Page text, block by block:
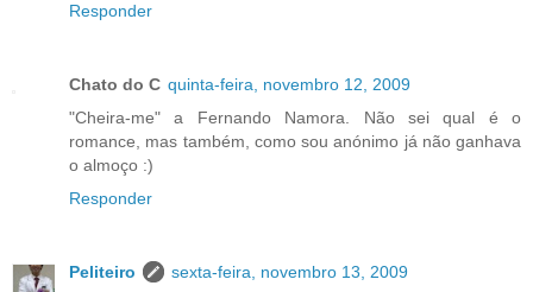
Responder
Chato do C quinta-feira, novembro 12, 2009
"Cheira-me" a Fernando Namora. Não sei qual é o
romance, mas também, como sou anónimo já não ganhava
o almoço :)
Responder
Peliteiro
sexta-feira, novembro 13, 2009